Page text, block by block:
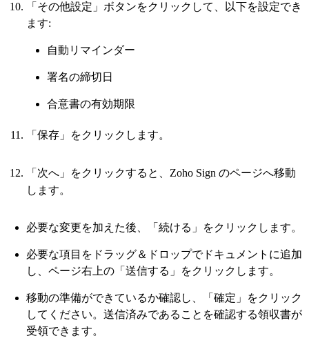
「その他設定」ボタンをクリックして、以下を設定でき
ます:
自動リマインダー
署名の締切日
合意書の有効期限
「保存」をクリックします。
「次へ」をクリックすると、Zoho Sign のページへ移動
します。
必要な変更を加えた後、「続ける」をクリックします。
必要な項目をドラッグ＆ドロップでドキュメントに追加
し、ページ右上の「送信する」をクリックします。
移動の準備ができているか確認し、「確定」をクリック
してください。送信済みであることを確認する領収書が
受領できます。